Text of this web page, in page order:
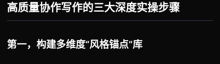
高质量协作写作的三大深度实操步骤
第一，构建多维度“风格锚点”库